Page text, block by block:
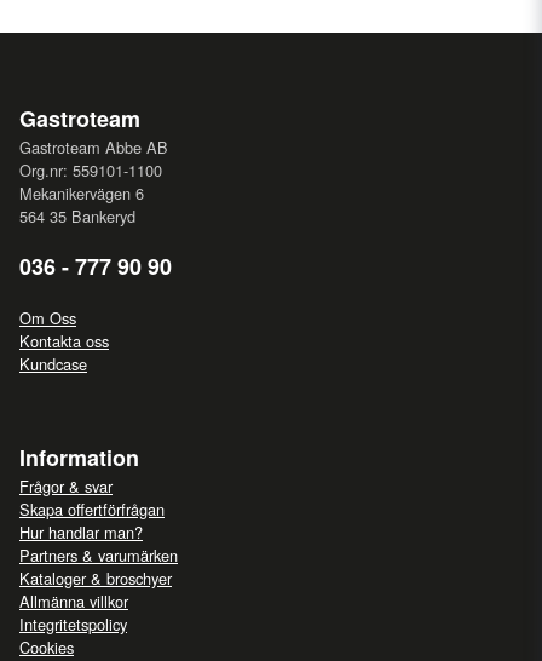
Gastroteam
Gastroteam Abbe AB
Org.nr: 559101-1100
Mekanikervägen 6
564 35 Bankeryd
036 - 777 90 90
Om Oss
Kontakta oss
Kundcase
Information
Frågor & svar
Skapa offertförfrågan
Hur handlar man?
Partners & varumärken
Kataloger & broschyer
Allmänna villkor
Integritetspolicy
Cookies